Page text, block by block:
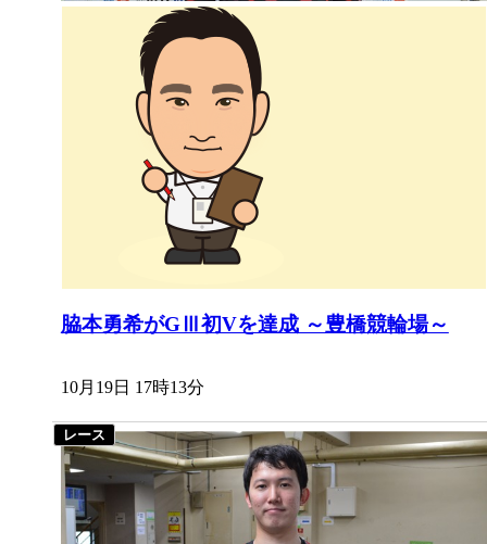
脇本勇希がGⅢ初Vを達成 ～豊橋競輪場～
10月19日 17時13分